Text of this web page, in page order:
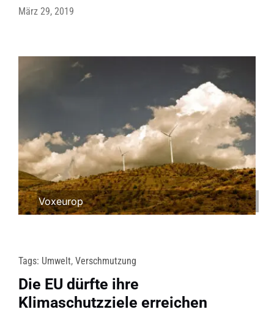
März 29, 2019
Voxeurop
Tags: Umwelt, Verschmutzung
Die EU dürfte ihre
Klimaschutzziele erreichen